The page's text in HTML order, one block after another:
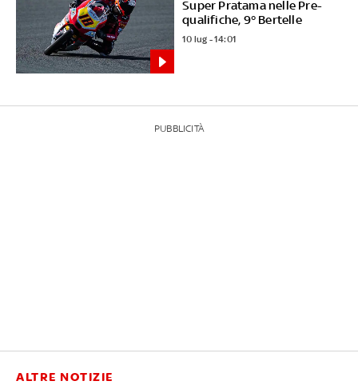
Super Pratama nelle Pre-
qualifiche, 9° Bertelle
10 lug - 14:01
PUBBLICITÀ
ALTRE NOTIZIE